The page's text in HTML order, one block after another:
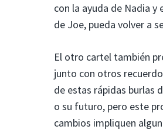
con la ayuda de Nadia
de Joe, pueda volver a
El otro cartel también
junto con otros
de estas rápidas burlas
o su futuro, pero este
cambios impliquen